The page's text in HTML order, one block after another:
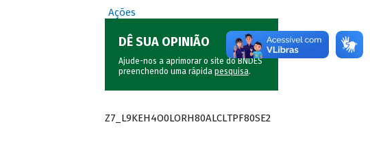
Ações
DÊ SUA OPINIÃO
Ajude-nos a aprimorar o site do BNDES
preenchendo uma rápida pesquisa.
Z7_L9KEH4O0LORH80ALCLTPF80SE2